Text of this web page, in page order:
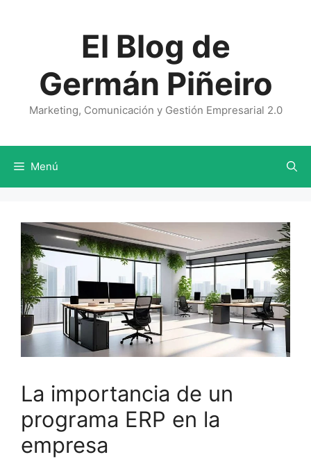
El Blog de
Germán Piñeiro
Marketing, Comunicación y Gestión Empresarial 2.0
Menú
La importancia de un
programa ERP en la
empresa